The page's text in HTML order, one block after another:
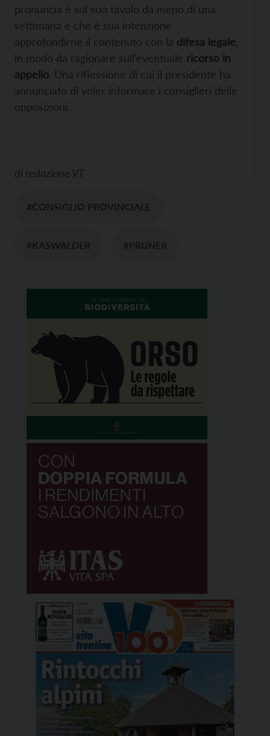
pronuncia è sul suo tavolo da meno di una
settimana e che è sua intenzione
approfondirne il contenuto con la difesa legale
in modo da ragionare sull’eventuale ricorso in
appello. Una riflessione di cui il presidente ha
annunciato di voler informare i consiglieri delle
opposizioni.
di redazione VT
#CONSIGLIO PROVINCIALE
#KASWALDER #PRUNER